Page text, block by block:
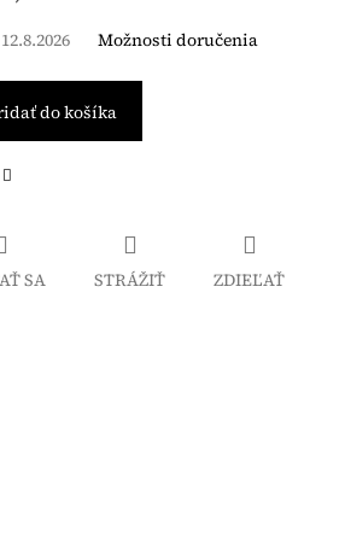
12.8.2026 Možnosti doručenia
do košíka
SA STRÁŽIŤ ZDIEĽAŤ